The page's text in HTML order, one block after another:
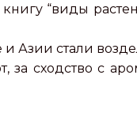
“виды
Азии стали
сходство с